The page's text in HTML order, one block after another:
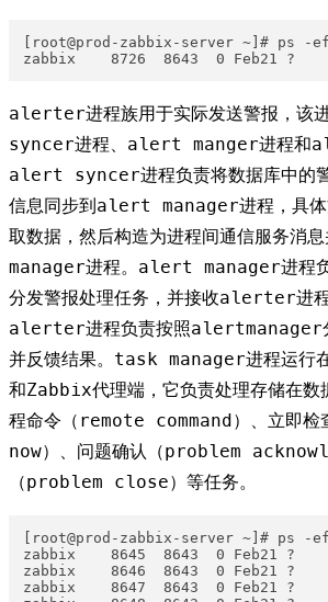
[root@prod-zabbix-server ~]# ps -
zabbix    8726  8643  0 Feb21 ?
alerter进程族用于实际发送警报，该
syncer进程、alert manger进程和
alert syncer进程负责将数据库中的警
信息同步到alert manager进程，具体
取数据，然后构造为进程间通信服务消
manager进程。alert manager进程
分发警报处理任务，并接收alerter进程
alerter进程负责按照alertmanager
并反馈结果。task manager进程运行
和Zabbix代理端，它负责处理存储在
程命令（remote command）、立即
now）、问题确认（problem
（problem close）等任务。
[root@prod-zabbix-server ~]# ps -
zabbix    8645  8643  0 Feb21 ?
zabbix    8646  8643  0 Feb21 ?
zabbix    8647  8643  0 Feb21 ?